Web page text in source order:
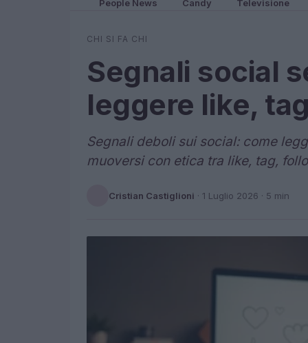
People News Candy Televisione
CHI SI FA CHI
Segnali social
leggere like,
Segnali deboli sui social: come
muoversi con etica tra like, tag,
Cristian Castiglioni · 1 Luglio 2026 · 5 min